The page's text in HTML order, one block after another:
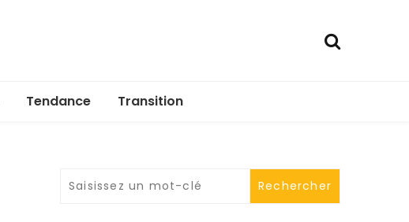
Tendance Transition